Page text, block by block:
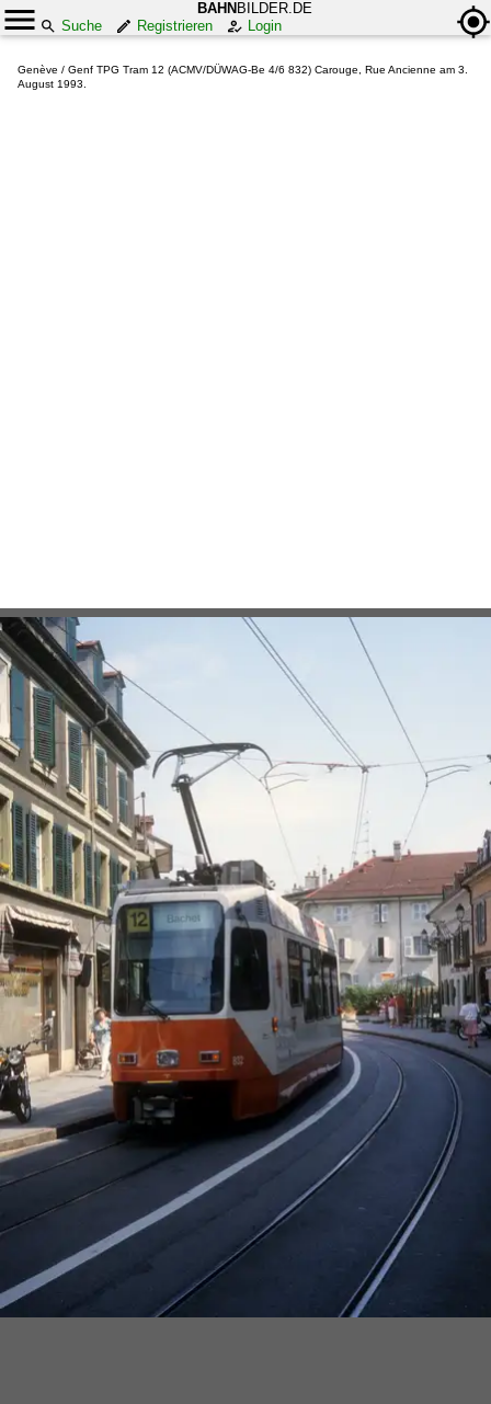
BAHN BILDER.DE
Suche
Registrieren Login
Genève / Genf TPG Tram 12 (ACMV/DÜWAG-Be 4/6 832) Carouge, Rue Ancienne am 3.
August 1993.